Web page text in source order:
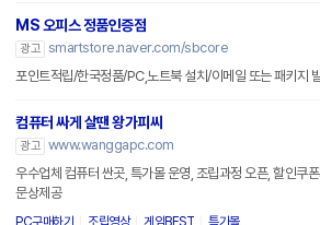
MS 오피스 정품인증점
광고 smartstore.naver.com/sbcore
포인트적립/한국정품/PC,노트북 설치/이메일 또는 패키지
컴퓨터 싸게 살땐 왕가피씨
광고 www.wanggapc.com
우수업체 컴퓨터 싼곳, 특가몰 운영, 조립과정 오픈, 할인쿠폰
문상제공